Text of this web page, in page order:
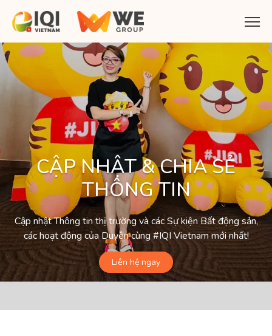
CẬP NHẬT & CHIA SẺ
THÔNG TIN
Cập nhật Thông tin thị trường và các Sự kiện Bất động sản,
các hoạt động của Duyên cùng #IQI Vietnam mới nhất!
Liên hệ ngay